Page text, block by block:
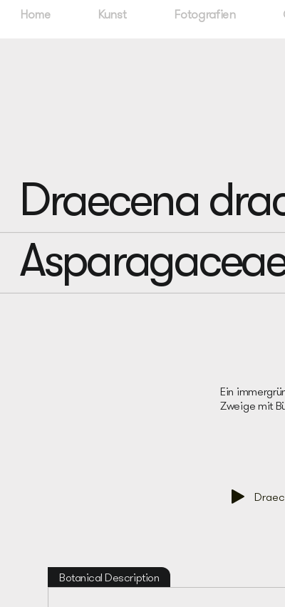
Home Kunst Fotografien
Draecena
Ein
Zweige mit
Botanical Description